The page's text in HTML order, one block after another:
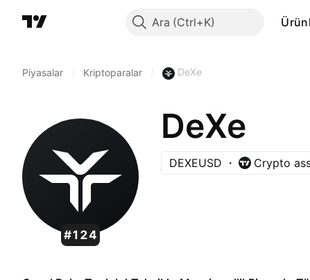
Ara
Piyasalar Kriptoparalar DeXe
#124
DeXe
DEXEUSD Crypto